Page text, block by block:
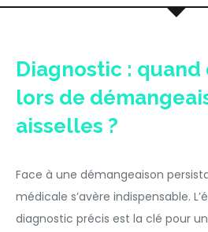
Diagnostic :
lors de
aisselles ?
Face à une démangeaison
médicale s’avère indispensable.
diagnostic précis est la clé pour